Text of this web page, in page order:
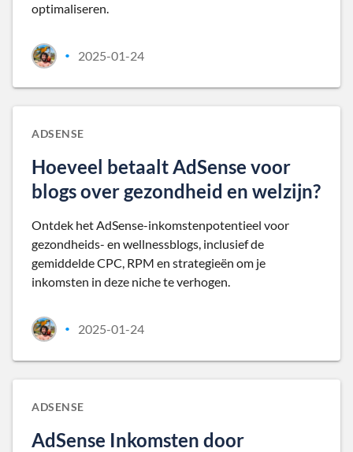
optimaliseren.
• 2025-01-24
ADSENSE
Hoeveel betaalt AdSense voor
blogs over gezondheid en welzijn?
Ontdek het AdSense-inkomstenpotentieel voor
gezondheids- en wellnessblogs, inclusief de
gemiddelde CPC, RPM en strategieën om je
inkomsten in deze niche te verhogen.
• 2025-01-24
ADSENSE
AdSense Inkomsten door